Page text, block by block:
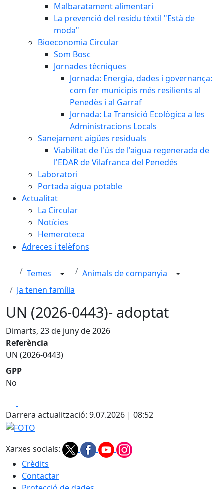
Malbaratament alimentari
La prevenció del residu tèxtil "Està de
moda"
Bioeconomia Circular
Som Bosc
Jornades tècniques
Jornada: Energia, dades i governança:
com fer municipis més resilients al
Penedès i al Garraf
Jornada: La Transició Ecològica a les
Administracions Locals
Sanejament aigües residuals
Viabilitat de l'ús de l'aigua regenerada de
l'EDAR de Vilafranca del Penedés
Laboratori
Portada aigua potable
Actualitat
La Circular
Notícies
Hemeroteca
Adreces i telèfons
Temes
Animals de companyia
Ja tenen família
UN (2026-0443)- adoptat
Dimarts, 23 de juny de 2026
Referència
UN (2026-0443)
GPP
No
Darrera actualització: 9.07.2026 | 08:52
FOTO
Xarxes socials:
Crèdits
Contactar